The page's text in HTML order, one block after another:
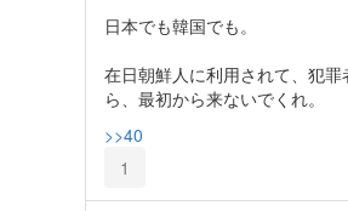
日本でも韓国でも。
在日朝鮮人に利用されて、犯
ら、最初から来ないでくれ。
>>40
1